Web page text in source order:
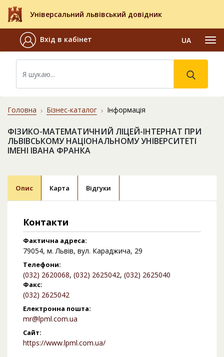
Універсальний львівський довідник
Вхід в кабінет UA
Головна Бізнес-каталог Інформація
ФІЗИКО-МАТЕМАТИЧНИЙ ЛІЦЕЙ-ІНТЕРНАТ ПРИ
ЛЬВІВСЬКОМУ НАЦІОНАЛЬНОМУ УНІВЕРСИТЕТІ
ІМЕНІ ІВАНА ФРАНКА
Опис Карта Відгуки
Контакти
Фактична адреса:
79054, м. Львів, вул. Караджича, 29
Телефони:
(032) 2620068, (032) 2625042, (032) 2625040
Факс:
(032) 2625042
Електронна пошта:
mr@lpml.com.ua
Сайт:
https://www.lpml.com.ua/